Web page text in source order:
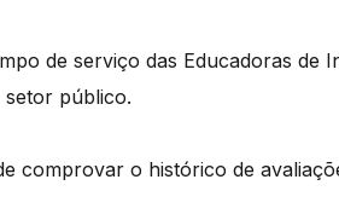
de serviço das Educadoras de
público.
comprovar o histórico de